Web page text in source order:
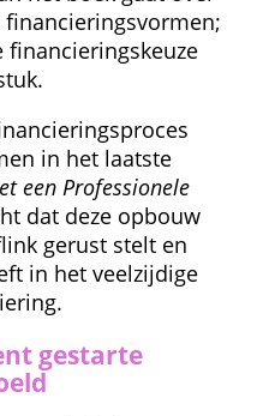
financieringskeuze
in het laatste
een Professionele
dat deze opbouw
gerust stelt en
in het veelzijdige
gestarte